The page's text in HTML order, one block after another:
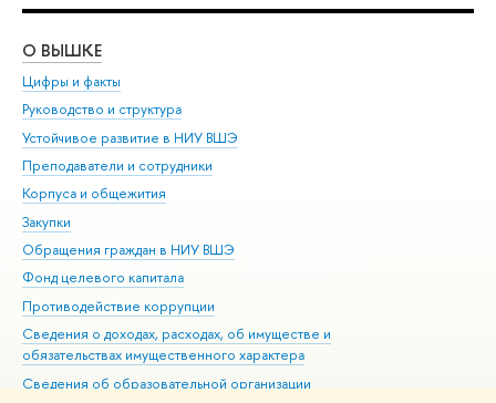
О ВЫШКЕ
Цифры и факты
Руководство и структура
Устойчивое развитие в НИУ ВШЭ
Преподаватели и сотрудники
Корпуса и общежития
Закупки
Обращения граждан в НИУ ВШЭ
Фонд целевого капитала
Противодействие коррупции
Сведения о доходах, расходах, об имуществе и
обязательствах имущественного характера
Сведения об образовательной организации